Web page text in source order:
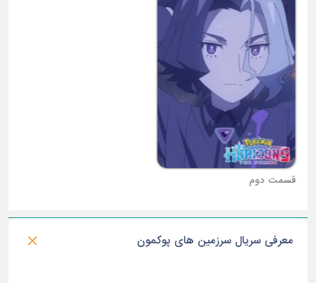
قسمت دوم
معرفی سریال سرزمین های پوکمون